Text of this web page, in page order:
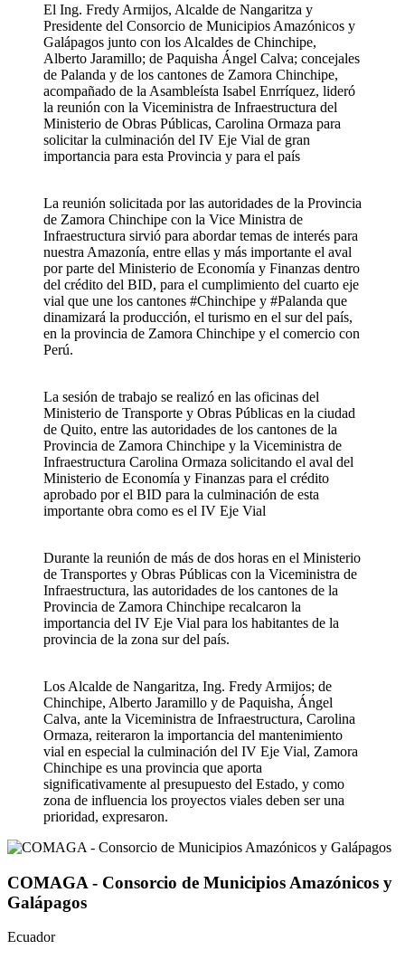
El Ing. Fredy Armijos, Alcalde de Nangaritza y
Presidente del Consorcio de Municipios Amazónicos y
Galápagos junto con los Alcaldes de Chinchipe,
Alberto Jaramillo; de Paquisha Ángel Calva; concejales
de Palanda y de los cantones de Zamora Chinchipe,
acompañado de la Asambleísta Isabel Enrríquez, lideró
la reunión con la Viceministra de Infraestructura del
Ministerio de Obras Públicas, Carolina Ormaza para
solicitar la culminación del IV Eje Vial de gran
importancia para esta Provincia y para el país
La reunión solicitada por las autoridades de la Provincia
de Zamora Chinchipe con la Vice Ministra de
Infraestructura sirvió para abordar temas de interés para
nuestra Amazonía, entre ellas y más importante el aval
por parte del Ministerio de Economía y Finanzas dentro
del crédito del BID, para el cumplimiento del cuarto eje
vial que une los cantones #Chinchipe y #Palanda que
dinamizará la producción, el turismo en el sur del país,
en la provincia de Zamora Chinchipe y el comercio con
Perú.
La sesión de trabajo se realizó en las oficinas del
Ministerio de Transporte y Obras Públicas en la ciudad
de Quito, entre las autoridades de los cantones de la
Provincia de Zamora Chinchipe y la Viceministra de
Infraestructura Carolina Ormaza solicitando el aval del
Ministerio de Economía y Finanzas para el crédito
aprobado por el BID para la culminación de esta
importante obra como es el IV Eje Vial
Durante la reunión de más de dos horas en el Ministerio
de Transportes y Obras Públicas con la Viceministra de
Infraestructura, las autoridades de los cantones de la
Provincia de Zamora Chinchipe recalcaron la
importancia del IV Eje Vial para los habitantes de la
provincia de la zona sur del país.
Los Alcalde de Nangaritza, Ing. Fredy Armijos; de
Chinchipe, Alberto Jaramillo y de Paquisha, Ángel
Calva, ante la Viceministra de Infraestructura, Carolina
Ormaza, reiteraron la importancia del mantenimiento
vial en especial la culminación del IV Eje Vial, Zamora
Chinchipe es una provincia que aporta
significativamente al presupuesto del Estado, y como
zona de influencia los proyectos viales deben ser una
prioridad, expresaron.
COMAGA - Consorcio de Municipios Amazónicos y
Galápagos
Ecuador